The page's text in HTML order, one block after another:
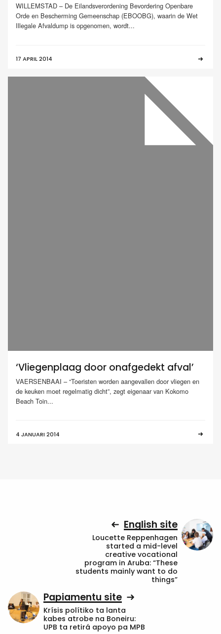
WILLEMSTAD – De Eilandsverordening Bevordering Openbare
Orde en Bescherming Gemeenschap (EBOOBG), waarin de Wet
Illegale Afvaldump is opgenomen, wordt...
17 APRIL 2014
‘Vliegenplaag door onafgedekt afval’
VAERSENBAAI – “Toeristen worden aangevallen door vliegen en
de keuken moet regelmatig dicht”, zegt eigenaar van Kokomo
Beach Toin...
4 JANUARI 2014
English site
Loucette Reppenhagen
started a mid-level
creative vocational
program in Aruba: “These
students mainly want to do
things”
Papiamentu site
Krísis polítiko ta lanta
kabes atrobe na Boneiru:
UPB ta retirá apoyo pa MPB